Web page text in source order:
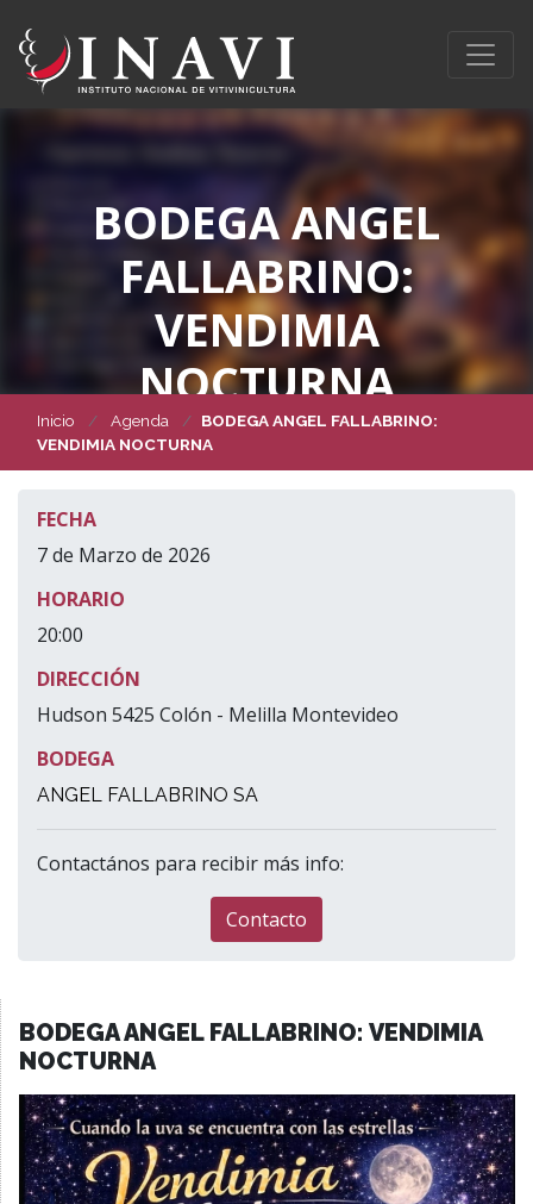
BODEGA ANGEL
FALLABRINO:
VENDIMIA
NOCTURNA
Inicio Agenda
BODEGA ANGEL FALLABRINO:
VENDIMIA NOCTURNA
FECHA
7 de Marzo de 2026
HORARIO
20:00
DIRECCIÓN
Hudson 5425 Colón - Melilla Montevideo
BODEGA
ANGEL FALLABRINO SA
Contactános para recibir más info:
Contacto
BODEGA ANGEL FALLABRINO: VENDIMIA
NOCTURNA